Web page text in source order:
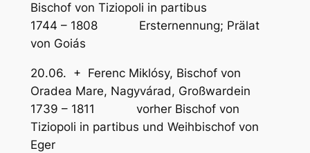
Bischof von Tiziopoli in partibus
1744 – 1808 Ersternennung; Prälat
von Goiás
20.06. + Ferenc Miklósy, Bischof von
Oradea Mare, Nagyvárad, Großwardein
1739 – 1811 vorher Bischof von
Tiziopoli in partibus und Weihbischof von
Eger